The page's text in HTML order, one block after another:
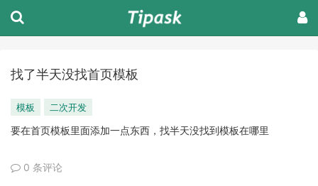
找了半天没找首页模板
模板 二次开发
要在首页模板里面添加一点东西，找半天没找到模板在哪里
0 条评论